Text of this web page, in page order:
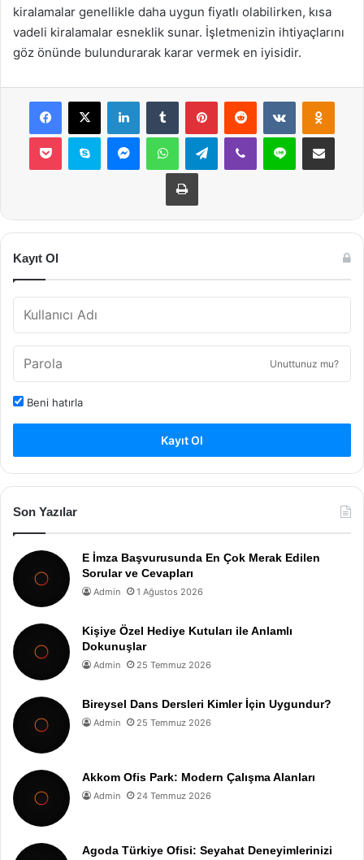
kiralamalar genellikle daha uygun fiyatlı olabilirken, kısa
vadeli kiralamalar esneklik sunar. İşletmenizin ihtiyaçlarını
göz önünde bulundurarak karar vermek en iyisidir.
Facebook
X LinkedInTumblr PinterestReddit VKontakte
Pocket Skype MessengerWhatsAppTelegramViber Line E-Posta ile
Yazdır
Kayıt Ol
Unuttunuz mu?
Beni hatırla
Kayıt Ol
Son Yazılar
E İmza Başvurusunda En Çok Merak Edilen
Sorular ve Cevapları
Admin 1 Ağustos 2026
Kişiye Özel Hediye Kutuları ile Anlamlı
Dokunuşlar
Admin 25 Temmuz 2026
Bireysel Dans Dersleri Kimler İçin Uygundur?
Admin 25 Temmuz 2026
Akkom Ofis Park: Modern Çalışma Alanları
Admin 24 Temmuz 2026
Agoda Türkiye Ofisi: Seyahat Deneyimlerinizi